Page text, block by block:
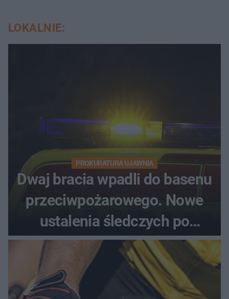
LOKALNIE:
PROKURATURA UJAWNIA
Dwaj bracia wpadli do basenu
przeciwpożarowego. Nowe
ustalenia śledczych po
dramatycznej akcji